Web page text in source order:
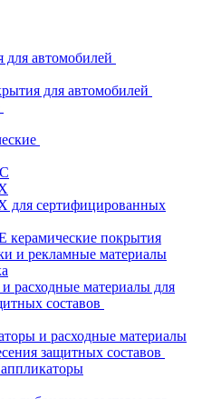
автомобилей
для автомобилей
для сертифицированных
покрытия
и рекламные материалы
расходные материалы для
составов
и расходные материалы
защитных составов